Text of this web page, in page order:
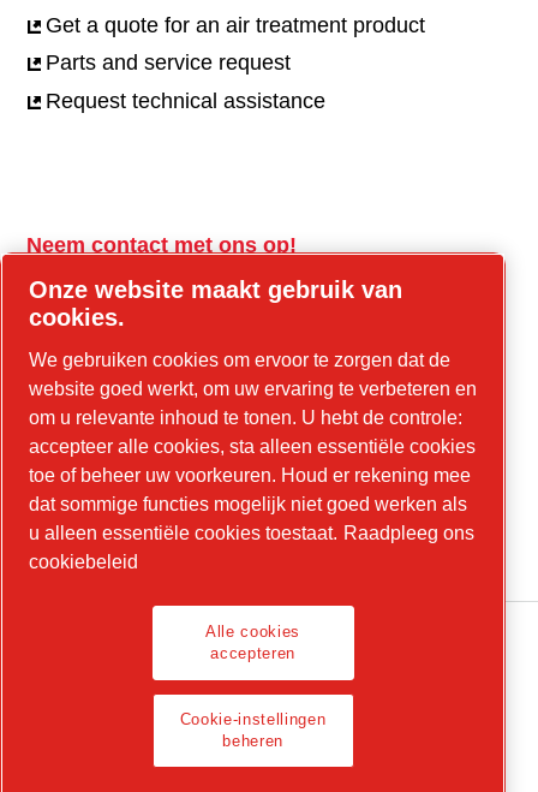
Get a quote for an air treatment product
Parts and service request
Request technical assistance
Neem contact met ons op!
tools.cp.com
mobiele energie!
power-technique.cp.com
LinkedIn
YouTube
Privacy-portaal
Cookie-instellingen beheren
Onze website maakt gebruik van
cookies.
We gebruiken cookies om ervoor te zorgen dat de
website goed werkt, om uw ervaring te verbeteren en
om u relevante inhoud te tonen. U hebt de controle:
accepteer alle cookies, sta alleen essentiële cookies
toe of beheer uw voorkeuren. Houd er rekening mee
dat sommige functies mogelijk niet goed werken als
u alleen essentiële cookies toestaat. Raadpleeg ons
cookiebeleid
Alle cookies
accepteren
Cookie-instellingen
beheren